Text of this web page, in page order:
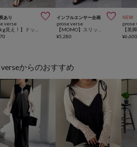
あり 
verse
インフルエンサー企画 
prose verse
¥5,280
NEW
prose
¥
からのおすすめ